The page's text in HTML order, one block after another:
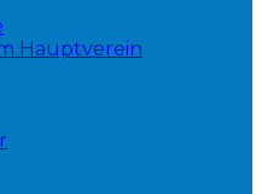
Hauptverein